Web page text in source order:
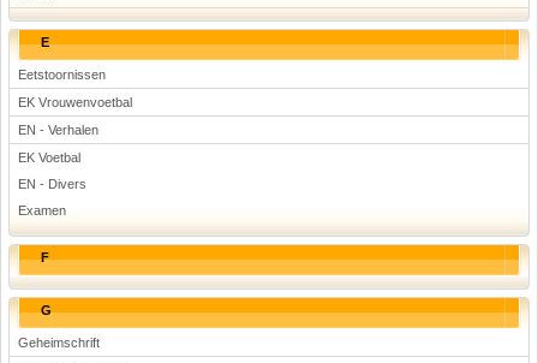
E
Eetstoornissen
EK Vrouwenvoetbal
EN - Verhalen
EK Voetbal
EN - Divers
Examen
F
G
Geheimschrift